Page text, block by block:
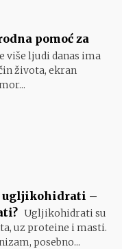
pomoć za
više ljudi danas ima
života, ekran
–
Ugljikohidrati su
uz proteine i masti.
posebno...